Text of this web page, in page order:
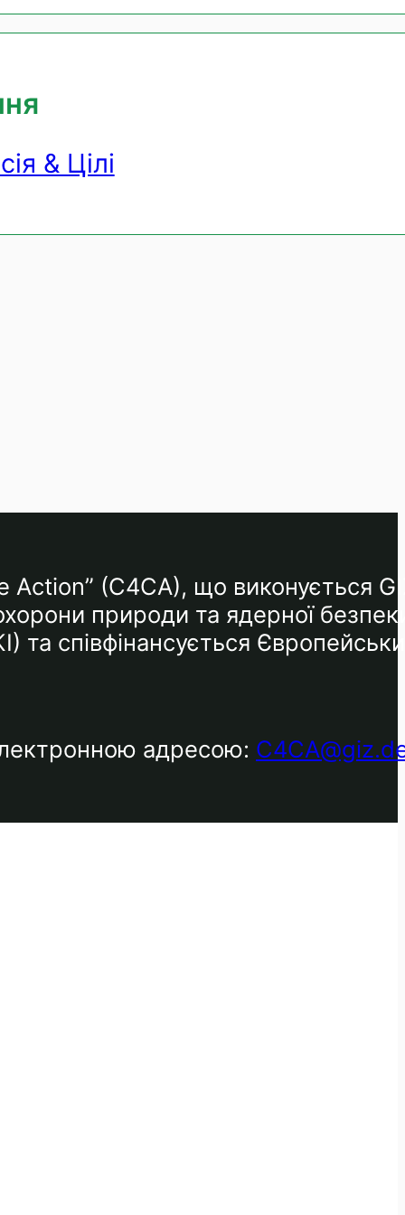
& Цілі
(C4CA), що виконується
природи та ядерної
та співфінансується
адресою: